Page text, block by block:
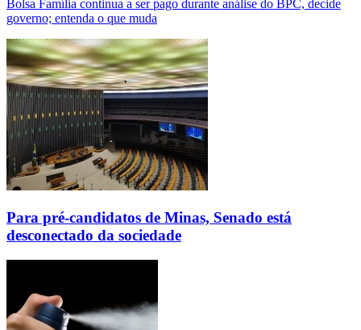
Bolsa Família continua a ser pago durante análise do BPC, decide
governo; entenda o que muda
Para pré-candidatos de Minas, Senado está
desconectado da sociedade